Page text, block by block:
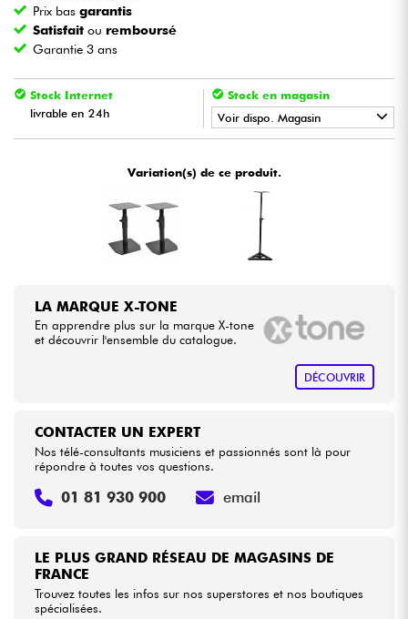
Vents
Eveil Musical
Câbles & Access.
Voir nos marques
Prix basgarantis
Satisfait ou remboursé
Garantie 3 ans
Stock Internet
livrable en 24h
Stock en magasin
Voir dispo. Magasin
SMusic
Music PARIS
Variation(s) de ce produit.
LA MARQUE X-TONE
En apprendre plus sur la marque X-tone
et découvrir l'ensemble du catalogue.
DÉCOUVRIR
LE PLUS GRAND RÉSEAU DE MAGASINS DE
FRANCE
Trouvez toutes les infos sur nos superstores et nos boutiques
spécialisées.
CONTACTER UN EXPERT
Nos télé-consultants musiciens et passionnés sont là pour
répondre à toutes vos questions.
01 81 930 900 email